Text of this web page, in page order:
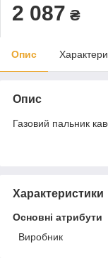
2 087 ₴
Опис
Опис
Газовий пальник
Характеристики
Основні атрибути
Виробник